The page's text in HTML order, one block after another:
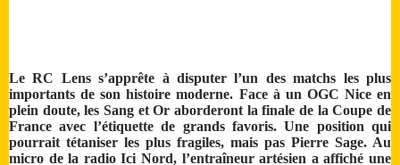
Le RC Lens s’apprête à disputer l’un des matchs les plus
importants de son histoire moderne. Face à un OGC Nice en
plein doute, les Sang et Or aborderont la finale de la Coupe de
France avec l’étiquette de grands favoris. Une position qui
pourrait tétaniser les plus fragiles, mais pas Pierre Sage. Au
micro de la radio Ici Nord, l’entraîneur artésien a affiché une